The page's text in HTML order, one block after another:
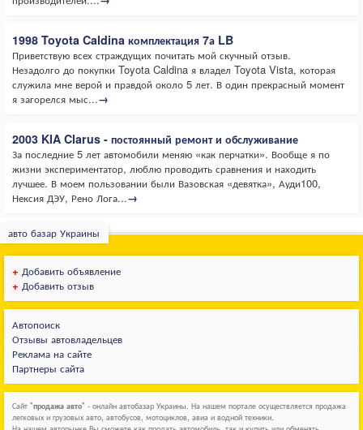
1998 Toyota Caldina комплектация 7а LB
Приветствую всех страждущих почитать мой скучный отзыв.
Незадолго до покупки Toyota Caldina я владел Toyota Vista, которая
служила мне верой и правдой около 5 лет. В один прекрасный момент
я загорелся мыс...→
2003 KIA Clarus - постоянный ремонт и обслуживание
За последние 5 лет автомобили меняю «как перчатки». Вообще я по
жизни экспериментатор, люблю проводить сравнения и находить
лучшее. В моем пользовании были Вазовская «девятка», Ауди100,
Нексия ДЭУ, Рено Лога...→
авто базар Украины
+ Добавить объявление
+ Добавить отзыв
Автопоиск
Отзывы автовладельцев
Реклама на сайте
Партнеры сайта
Сайт "продажа авто" - онлайн автобазар Украины. На нашем портале осуществляется продажа
легковых и грузовых авто, автобусов, мотоциклов, авиа и водной техники.